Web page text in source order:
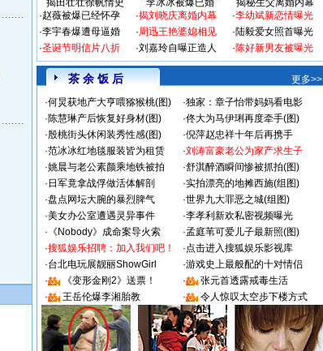
揭田壮壮徐帆情史 李冰冰被爆已婚
揭秘生父离婚内幕
·赵薇被爆已经怀孕
·李宇春爆遭母逼婚
·圣诞节明信片八折
·揭刘晓庆离婚内幕
·周迅王艳婆媳相见
·刘嘉玲自曝正造人
·李幼斌新恋情曝光
·陆毅爱女照首曝光
·陈好新男友被曝光
茶 余 饭 后
更多>>
·何炅获地产大亨喂猕猴桃(图) ·独家：章子怡带妈妈看电影
·陈慧琳产后恢复好身材(图) ·佟大为马伊琍再度牵手(图)
·殷桃街头休闲装秀性感(图) ·倪萍赵忠祥十年后再携手
·范冰冰红地毯服装皆为租赁 ·刘涛富豪老公为家产求生子
·姚晨与老公素颜乘地铁被拍 ·舒淇醉酒瞬间惨被抓拍(图)
· 日军竟拿战俘做活体解剖 ·实拍漂亮的地摊西施(组图)
·盘点网坛大腕的暴烈脾气 ·世界九大罪恶之城(组图)
·美女办公室遭遇灵异事件 ·李孝利新欢私密视频曝光
· 《Nobody》成命案导火索 ·孟庭苇可爱儿子最新照(图)
·搜狐娱乐招聘：加入我们吧！ ·点击进入搜狐娱乐影视库
·台北电玩展靓丽ShowGirl ·游戏史上最般配的十对情侣
·
《变形金刚2》送票！ ·
张元首透露戒毒生活
·
王岳伦爆李湘胎教 · 令人惊叹太空步下楼方式